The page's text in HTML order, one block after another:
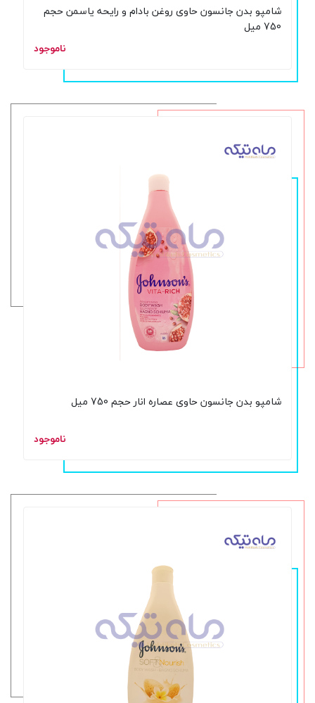
شامپو بدن جانسون حاوی روغن بادام و رایحه یاسمن حجم
750 میل
ناموجود
شامپو بدن جانسون حاوی عصاره انار حجم 750 میل
ناموجود